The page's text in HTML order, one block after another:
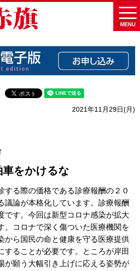
MENU
2021年11月29日(月)
車をかけるな
る際の価格である診療報酬の２０
議論が本格化しています。診療報酬
です。今回は新型コロナ感染が拡大
。コロナで深く傷ついた医療機関を
から国民の命と健康を守る医療提供
することが必要です。ところが岸田
が願う大幅引き上げに応える姿勢が